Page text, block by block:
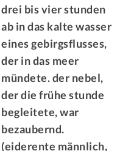
drei bis vier stunden
ab in das kalte wasser
eines gebirgsflusses,
der in das meer
mündete. der nebel,
der die frühe stunde
begleitete, war
bezaubernd.
(eiderente männlich,